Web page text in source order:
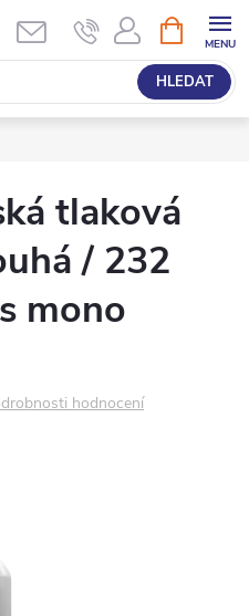
HLEDAT
NÁKUPNÍ
KOŠÍK
tlaková
/ 232
mono
hodnocení